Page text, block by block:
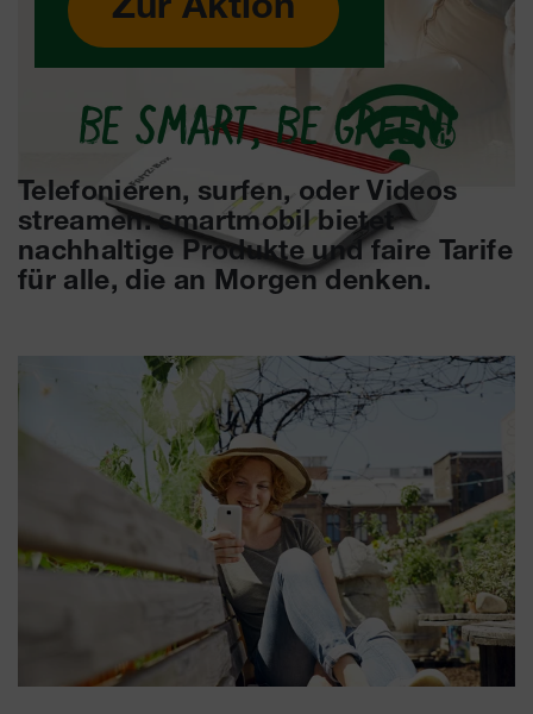
Zur Aktion
BE SMART, BE GREEN!
Telefonieren, surfen, oder Videos
streamen: smartmobil bietet
nachhaltige Produkte und faire Tarife
für alle, die an Morgen denken.